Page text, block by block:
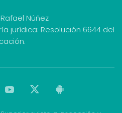
Núñez
jurídica: Resolución 6644 del